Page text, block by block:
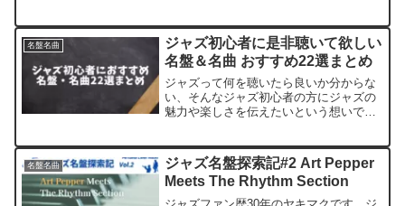
ジャズ初心者の方にジャズの魅力や楽し
さを伝えたいという想いで...
名盤名曲
ジャズ初心者に是非聴いて欲しい
名盤＆名曲 おすすめ22選まとめ
ジャズって何を聴いたら良いか分からな
い、そんなジャズ初心者の方にジャズの
魅力や楽しさを伝えたいという想いで、
曲を紹介してきました。これまでに厳選
紹介した名盤アルバムの...
名盤名曲
ジャズ名盤探索記#2 Art Pepper
Meets The Rhythm Section